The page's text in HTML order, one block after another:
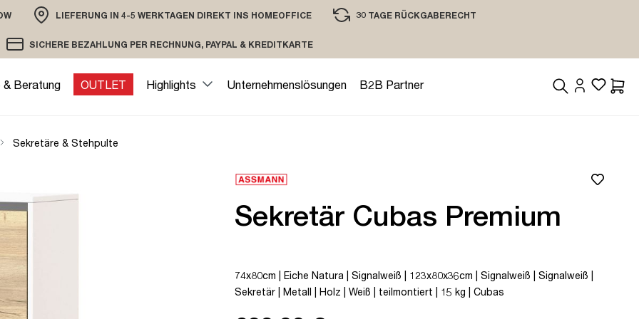
LIEFERUNG IN 4-5 WERKTAGEN DIREKT INS HOMEOFFICE
VERSAND PER DHL ODER SPEDITION
30 TAGE RÜCKGABERECHT
SICHERE BEZAHLUNG PER RECHNUNG, PAYPAL & KREDITKARTE
VERSCHLÜSSELTE ÜBERTRAGUNG
& Beratung OUTLET Highlights Unternehmenslösungen
B2B Partner
Sekretäre & Stehpulte
Sekretär Cubas Premium
74x80cm | Eiche Natura | Signalweiß | 123x80x36cm | Signalweiß | Signalweiß |
Sekretär | Metall | Holz | Weiß | teilmontiert | 15 kg | Cubas